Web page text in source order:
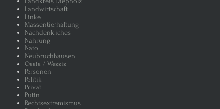
Landwirtschaft
Linke
Massentierhaltung
Nachdenkliches
Nahrung
Nato
Neubruchhausen
Ossis / Wessis
Personen
Politik
Privat
Putin
Rechtsextremismus